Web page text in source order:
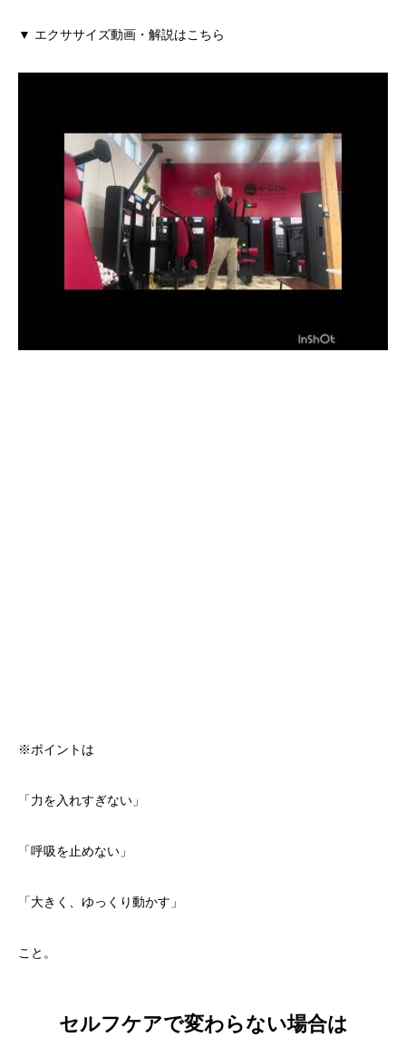
▼ エクササイズ動画・解説はこちら
※ポイントは
「力を入れすぎない」
「呼吸を止めない」
「大きく、ゆっくり動かす」
こと。
セルフケアで変わらない場合は